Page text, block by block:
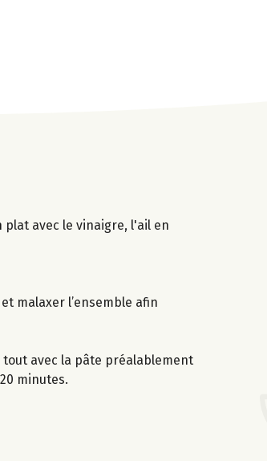
plat avec le vinaigre, l'ail en
malaxer l’ensemble afin
avec la pâte préalablement
minutes.